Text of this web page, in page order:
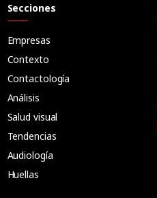
Secciones
Empresas
Contexto
Contactología
Análisis
Salud visual
Tendencias
Audiología
Huellas